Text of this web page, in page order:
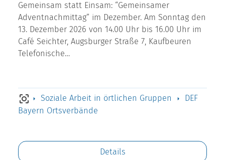
Gemeinsam statt Einsam: “Gemeinsamer
Adventnachmittag” im Dezember. Am Sonntag den
13. Dezember 2026 von 14.00 Uhr bis 16.00 Uhr im
Café Seichter, Augsburger Straße 7, Kaufbeuren
Telefonische…
Soziale Arbeit in örtlichen Gruppen
DEF
Bayern Ortsverbände
Details